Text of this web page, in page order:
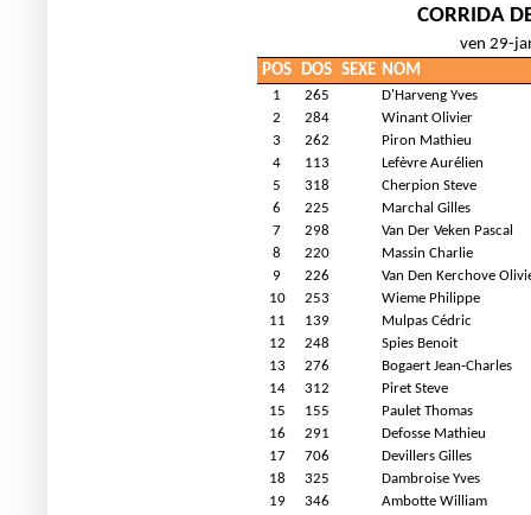
CORRIDA
ven 29-
POS DOS SEXE NOM
1 265
D'Harveng Yves
2
284
Winant Olivier
3
262
Piron Mathieu
4
113
Lefèvre Aurélien
5
318
Cherpion Steve
6
225
Marchal Gilles
7
298
Van Der Veken Pascal
8
220
Massin Charlie
9
226
Van Den Kerchove
10
253
Wieme Philippe
11
139
Mulpas Cédric
12
248
Spies Benoit
13
276
Bogaert Jean-Charles
14
312
Piret Steve
15
155
Paulet Thomas
16
291
Defosse Mathieu
17
706
Devillers Gilles
18
325
Dambroise Yves
19
346
Ambotte William